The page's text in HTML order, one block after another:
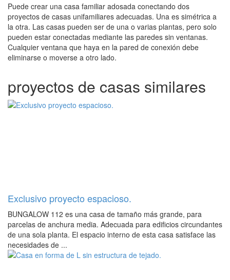
Puede crear una casa familiar adosada conectando dos
proyectos de casas unifamiliares adecuadas. Una es simétrica a
la otra. Las casas pueden ser de una o varias plantas, pero solo
pueden estar conectadas mediante las paredes sin ventanas.
Cualquier ventana que haya en la pared de conexión debe
eliminarse o moverse a otro lado.
proyectos de casas similares
Exclusivo proyecto espacioso.
BUNGALOW 112 es una casa de tamaño más grande, para
parcelas de anchura media. Adecuada para edificios circundantes
de una sola planta. El espacio interno de esta casa satisface las
necesidades de ...